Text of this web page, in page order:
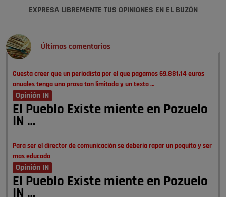
EXPRESA LIBREMENTE TUS OPINIONES EN EL BUZÓN
Últimos comentarios
Cuesta creer que un periodista por el que pagamos 69.881,14 euros
anuales tenga una prosa tan limitada y un texto …
Opinión IN
El Pueblo Existe miente en Pozuelo
IN …
Para ser el director de comunicación se debería rapar un poquito y ser
mas educado
Opinión IN
El Pueblo Existe miente en Pozuelo
IN …